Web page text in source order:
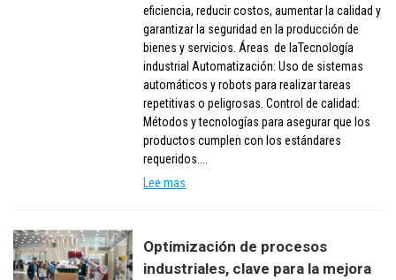
eficiencia, reducir costos, aumentar la calidad y
garantizar la seguridad en la producción de
bienes y servicios. Áreas de laTecnología
industrial Automatización: Uso de sistemas
automáticos y robots para realizar tareas
repetitivas o peligrosas. Control de calidad:
Métodos y tecnologías para asegurar que los
productos cumplen con los estándares
requeridos....
Lee mas
Optimización de procesos
industriales, clave para la mejora